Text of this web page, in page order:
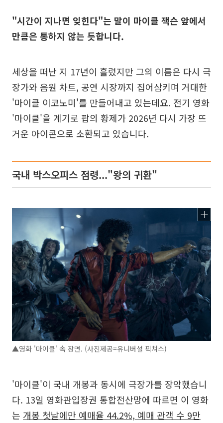
"시간이 지나면 잊힌다"는 말이 마이클 잭슨 앞에서
만큼은 통하지 않는 듯합니다.
세상을 떠난 지 17년이 흘렀지만 그의 이름은 다시 극
장가와 음원 차트, 공연 시장까지 집어삼키며 거대한
'마이클 이코노미'를 만들어내고 있는데요. 전기 영화
'마이클'을 계기로 팝의 황제가 2026년 다시 가장 뜨
거운 아이콘으로 소환되고 있습니다.
국내 박스오피스 점령..."왕의 귀환"
▲영화 '마이클' 속 장면. (사진제공=유니버설 픽쳐스)
'마이클'이 국내 개봉과 동시에 극장가를 장악했습니
다. 13일 영화관입장권 통합전산망에 따르면 이 영화
는 개봉 첫날에만 예매율 44.2%, 예매 관객 수 9만